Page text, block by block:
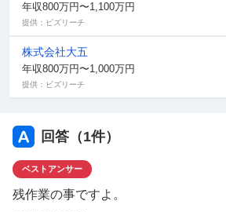
年収800万円〜1,100万円
提供：ビズリーチ
株式会社大五
年収800万円〜1,000万円
提供：ビズリーチ
回答（1件）
ベストアンサー
残作業の事ですよ。